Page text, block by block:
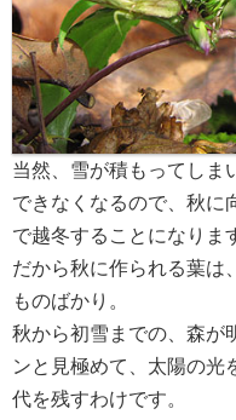
当然、雪が積もってしま
できなくなるので、秋に
で越冬することになりま
だから秋に作られる葉は
ものばかり。
秋から初雪までの、森が
ンと見極めて、太陽の光
代を残すわけです。